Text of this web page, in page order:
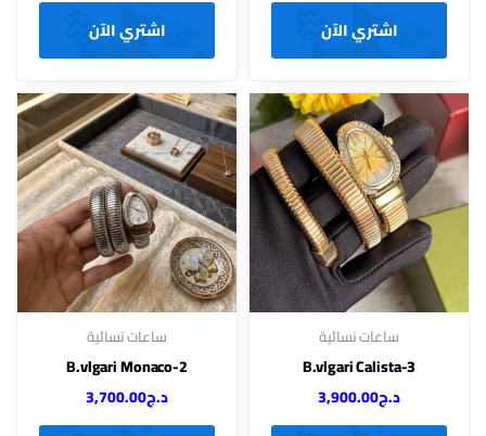
اشتري الآن
اشتري الآن
ساعات نسائية
B.vlgari Calista-3
د.ج3,900.00
ساعات نسائية
B.vlgari Monaco-2
د.ج3,700.00